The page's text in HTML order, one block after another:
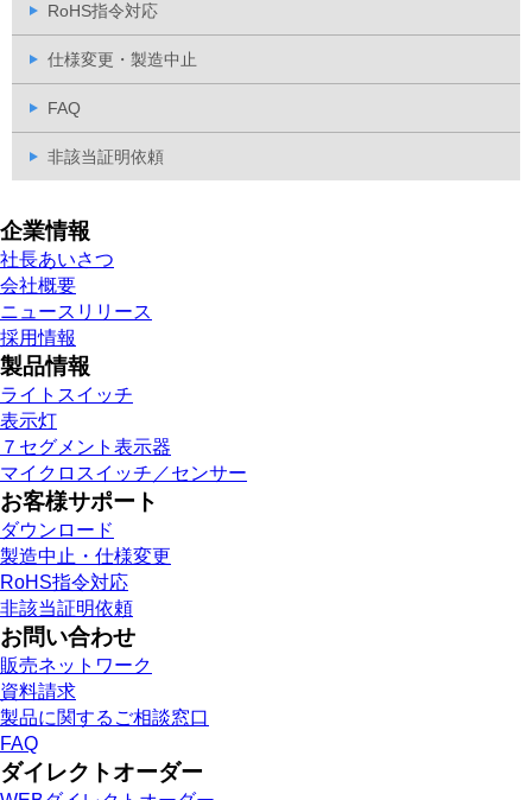
RoHS指令対応
仕様変更・製造中止
FAQ
非該当証明依頼
企業情報
社長あいさつ
会社概要
ニュースリリース
採用情報
製品情報
ライトスイッチ
表示灯
７セグメント表示器
マイクロスイッチ／センサー
お客様サポート
ダウンロード
製造中止・仕様変更
RoHS指令対応
非該当証明依頼
お問い合わせ
販売ネットワーク
資料請求
製品に関するご相談窓口
FAQ
ダイレクトオーダー